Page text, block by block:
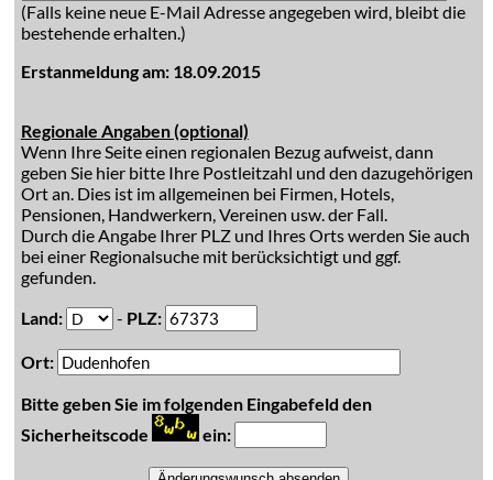
(Falls keine neue E-Mail Adresse angegeben wird, bleibt die
bestehende erhalten.)
Erstanmeldung am: 18.09.2015
Regionale Angaben (optional)
Wenn Ihre Seite einen regionalen Bezug aufweist, dann
geben Sie hier bitte Ihre Postleitzahl und den dazugehörigen
Ort an. Dies ist im allgemeinen bei Firmen, Hotels,
Pensionen, Handwerkern, Vereinen usw. der Fall.
Durch die Angabe Ihrer PLZ und Ihres Orts werden Sie auch
bei einer Regionalsuche mit berücksichtigt und ggf.
gefunden.
Land:
- PLZ:
Ort:
Bitte geben Sie im folgenden Eingabefeld den
Sicherheitscode
ein: